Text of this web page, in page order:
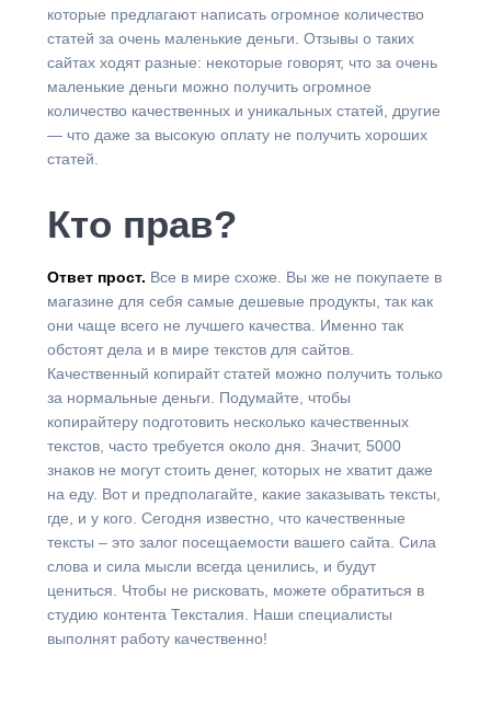
которые предлагают написать огромное количество
статей за очень маленькие деньги. Отзывы о таких
сайтах ходят разные: некоторые говорят, что за очень
маленькие деньги можно получить огромное
количество качественных и уникальных статей, другие
— что даже за высокую оплату не получить хороших
статей.
Кто прав?
Ответ прост. Все в мире схоже. Вы же не покупаете в
магазине для себя самые дешевые продукты, так как
они чаще всего не лучшего качества. Именно так
обстоят дела и в мире текстов для сайтов.
Качественный копирайт статей можно получить только
за нормальные деньги. Подумайте, чтобы
копирайтеру подготовить несколько качественных
текстов, часто требуется около дня. Значит, 5000
знаков не могут стоить денег, которых не хватит даже
на еду. Вот и предполагайте, какие заказывать тексты,
где, и у кого. Сегодня известно, что качественные
тексты – это залог посещаемости вашего сайта. Сила
слова и сила мысли всегда ценились, и будут
цениться. Чтобы не рисковать, можете обратиться в
студию контента Тексталия. Наши специалисты
выполнят работу качественно!